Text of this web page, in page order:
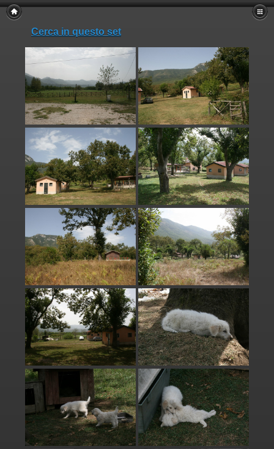
Cerca in questo set